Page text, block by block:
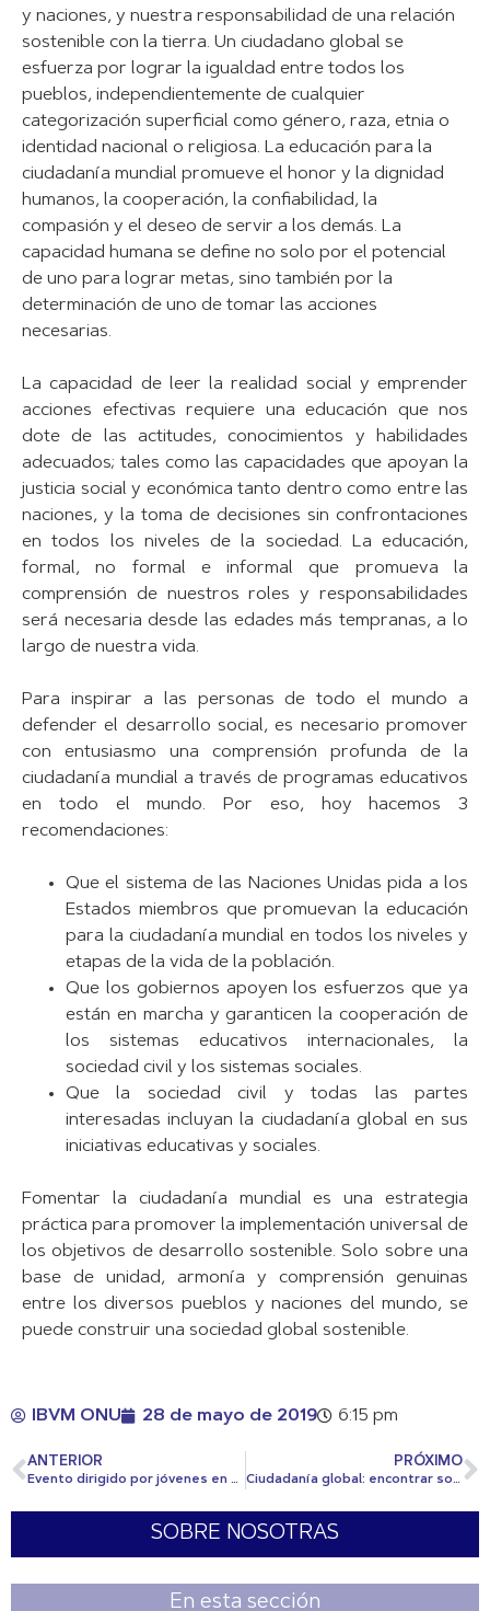
y naciones, y nuestra responsabilidad de una relación
sostenible con la tierra. Un ciudadano global se
esfuerza por lograr la igualdad entre todos los
pueblos, independientemente de cualquier
categorización superficial como género, raza, etnia o
identidad nacional o religiosa. La educación para la
ciudadanía mundial promueve el honor y la dignidad
humanos, la cooperación, la confiabilidad, la
compasión y el deseo de servir a los demás. La
capacidad humana se define no solo por el potencial
de uno para lograr metas, sino también por la
determinación de uno de tomar las acciones
necesarias.
La capacidad de leer la realidad social y emprender
acciones efectivas requiere una educación que nos
dote de las actitudes, conocimientos y habilidades
adecuados; tales como las capacidades que apoyan la
justicia social y económica tanto dentro como entre las
naciones, y la toma de decisiones sin confrontaciones
en todos los niveles de la sociedad. La educación,
formal, no formal e informal que promueva la
comprensión de nuestros roles y responsabilidades
será necesaria desde las edades más tempranas, a lo
largo de nuestra vida.
Para inspirar a las personas de todo el mundo a
defender el desarrollo social, es necesario promover
con entusiasmo una comprensión profunda de la
ciudadanía mundial a través de programas educativos
en todo el mundo. Por eso, hoy hacemos 3
recomendaciones:
Que el sistema de las Naciones Unidas pida a los
Estados miembros que promuevan la educación
para la ciudadanía mundial en todos los niveles y
etapas de la vida de la población.
Que los gobiernos apoyen los esfuerzos que ya
están en marcha y garanticen la cooperación de
los sistemas educativos internacionales, la
sociedad civil y los sistemas sociales.
Que la sociedad civil y todas las partes
interesadas incluyan la ciudadanía global en sus
iniciativas educativas y sociales.
Fomentar la ciudadanía mundial es una estrategia
práctica para promover la implementación universal de
los objetivos de desarrollo sostenible. Solo sobre una
base de unidad, armonía y comprensión genuinas
entre los diversos pueblos y naciones del mundo, se
puede construir una sociedad global sostenible.
IBVM ONU 28 de mayo de 2019 6:15 pm
ANTERIOR
Evento dirigido por jóvenes en CSoCD
PRÓXIMO
Ciudadanía global: encontrar soluciones globales a problemas globales
SOBRE NOSOTRAS
En esta sección